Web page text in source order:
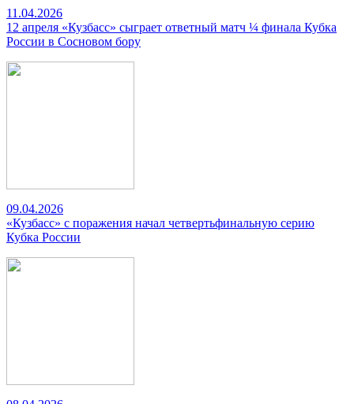
11.04.2026
12 апреля «Кузбасс» сыграет ответный матч ¼ финала Кубка
России в Сосновом бору
09.04.2026
«Кузбасс» с поражения начал четвертьфинальную серию
Кубка России